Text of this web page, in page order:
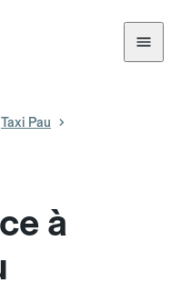
Taxi Pau
à